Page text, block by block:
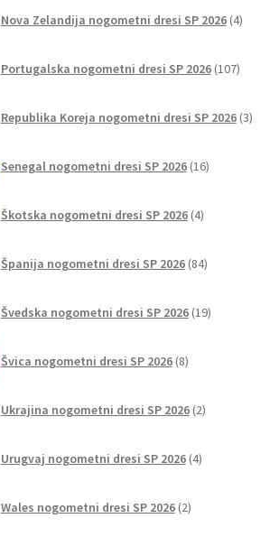
Nova Zelandija nogometni dresi SP 2026 4izdelki
Portugalska nogometni dresi SP 2026 107
Republika Koreja nogometni dresi SP 2026 3
Senegal nogometni dresi SP 2026 16izdelkov
Škotska nogometni dresi SP 2026 4izdelki
Španija nogometni dresi SP 2026 84izdelkov
Švedska nogometni dresi SP 2026 19izdelkov
Švica nogometni dresi SP 2026 8izdelkov
Ukrajina nogometni dresi SP 2026 2izdelka
Urugvaj nogometni dresi SP 2026 4izdelki
Wales nogometni dresi SP 2026 2izdelka